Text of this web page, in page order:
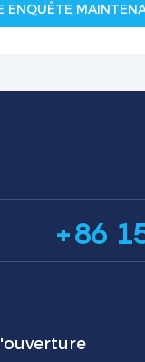
ENQUÊTE
+86